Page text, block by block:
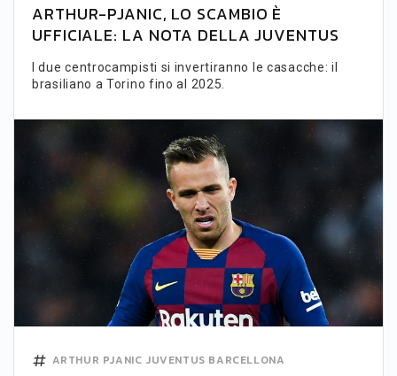
ARTHUR-PJANIC, LO SCAMBIO È
UFFICIALE: LA NOTA DELLA JUVENTUS
I due centrocampisti si invertiranno le casacche: il
brasiliano a Torino fino al 2025.
ARTHUR PJANIC JUVENTUS BARCELLONA